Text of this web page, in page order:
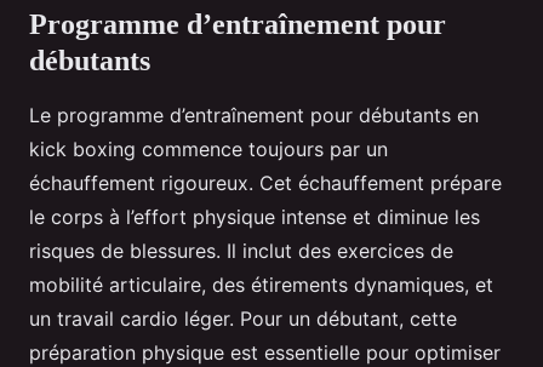
Programme d’entraînement pour
débutants
Le programme d’entraînement pour débutants en
kick boxing commence toujours par un
échauffement rigoureux. Cet échauffement prépare
le corps à l’effort physique intense et diminue les
risques de blessures. Il inclut des exercices de
mobilité articulaire, des étirements dynamiques, et
un travail cardio léger. Pour un débutant, cette
préparation physique est essentielle pour optimiser